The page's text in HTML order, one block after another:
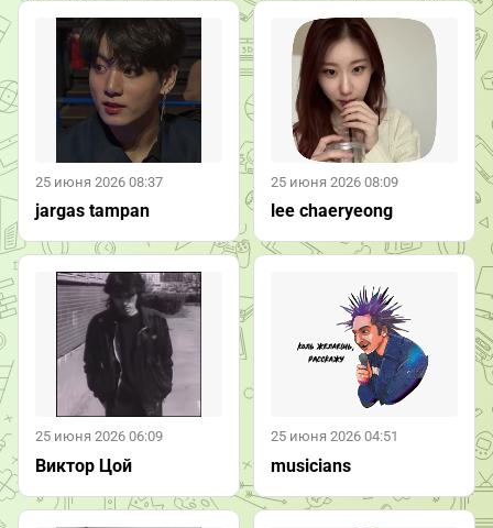
25 июня 2026 08:37
jargas tampan
25 июня 2026 08:09
lee chaeryeong
25 июня 2026 06:09
Виктор Цой
25 июня 2026 04:51
musicians